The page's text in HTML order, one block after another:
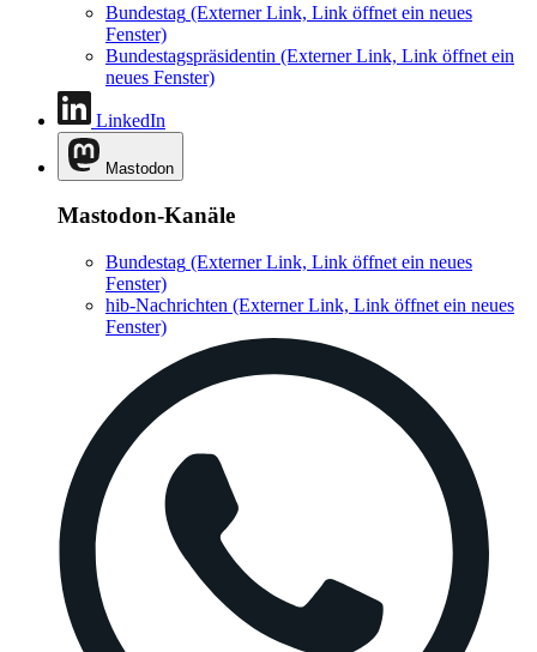
Bundestag (Externer Link, Link öffnet ein neues
Fenster)
Bundestagspräsidentin (Externer Link, Link öffnet ein
neues Fenster)
LinkedIn
Mastodon
Mastodon-Kanäle
Bundestag (Externer Link, Link öffnet ein neues
Fenster)
hib-Nachrichten (Externer Link, Link öffnet ein neues
Fenster)